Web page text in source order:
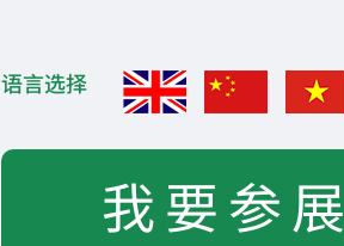
语言选择
我要参展